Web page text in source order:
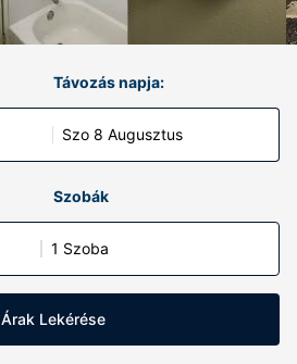
Távozás napja:
Szo 8 Augusztus
Szobák
1 Szoba
Árak Lekérése